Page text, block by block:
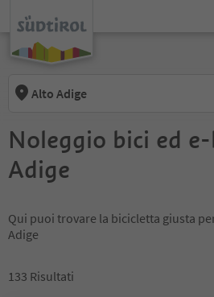
Alto Adige
Noleggio bici ed
Adige
Qui puoi trovare la bicicletta giusta
Adige
133 Risultati